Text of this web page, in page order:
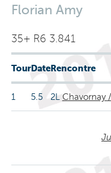
Florian Amy
35+ R6 3.841
TourDateRencontre
1 5.5 2L Chavornay